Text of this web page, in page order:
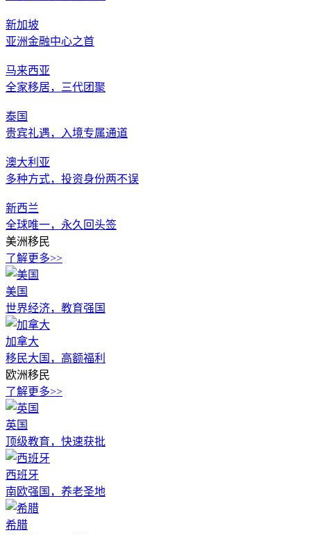
新加坡
亚洲金融中心之首
马来西亚
全家移居，三代团聚
泰国
贵宾礼遇，入境专属通道
澳大利亚
多种方式，投资身份两不误
新西兰
全球唯一，永久回头签
美洲移民
了解更多>>
美国
世界经济，教育强国
加拿大
移民大国，高额福利
欧洲移民
了解更多>>
英国
顶级教育，快速获批
西班牙
南欧强国，养老圣地
希腊